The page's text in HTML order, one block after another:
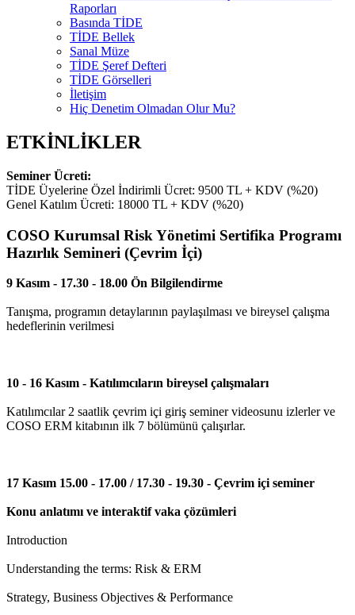
Raporları
Basında TİDE
TİDE Bellek
Sanal Müze
TİDE Şeref Defteri
TİDE Görselleri
İletişim
Hiç Denetim Olmadan Olur Mu?
ETKİNLİKLER
Seminer Ücreti:
TİDE Üyelerine Özel İndirimli Ücret: 9500 TL + KDV (%20)
Genel Katılım Ücreti: 18000 TL + KDV (%20)
COSO Kurumsal Risk Yönetimi Sertifika Programı
Hazırlık Semineri (Çevrim İçi)
9 Kasım - 17.30 - 18.00 Ön Bilgilendirme
Tanışma, programın detaylarının paylaşılması ve bireysel çalışma
hedeflerinin verilmesi
10 - 16 Kasım - Katılımcıların bireysel çalışmaları
Katılımcılar 2 saatlik çevrim içi giriş seminer videosunu izlerler ve
COSO ERM kitabının ilk 7 bölümünü çalışırlar.
17 Kasım 15.00 - 17.00 / 17.30 - 19.30 - Çevrim içi seminer
Konu anlatımı ve interaktif vaka çözümleri
Introduction
Understanding the terms: Risk & ERM
Strategy, Business Objectives & Performance